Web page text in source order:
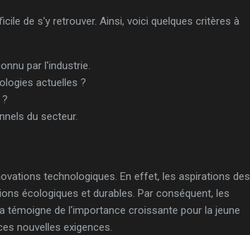
de s'y retrouver. Ainsi, voici quelques critères à
par l'industrie.
actuelles ?
du secteur.
technologiques. En effet, les aspirations des
écologiques et durables. Par conséquent, les
témoigne de l'importance croissante pour la jeune
nouvelles exigences.